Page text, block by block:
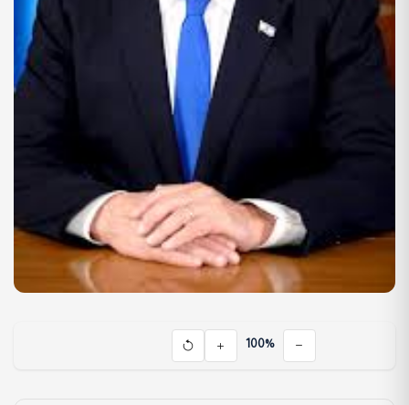
100%